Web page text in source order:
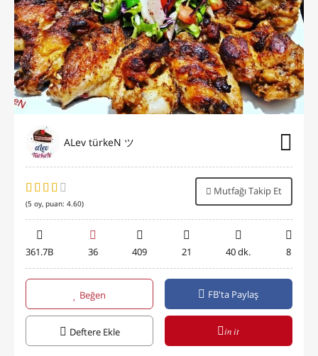
ALev türkeN ツ
(5 oy, puan: 4.60)
Mutfağı Takip Et
361.7B 36 409 21 40 dk. 8
Beğen FB'ta Paylaş
Deftere Ekle in it